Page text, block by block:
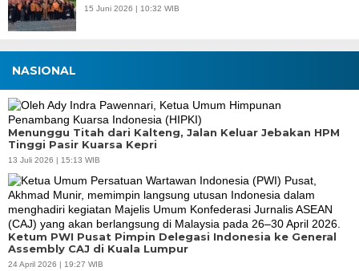
15 Juni 2026 | 10:32 WIB
NASIONAL
Menunggu Titah dari Kalteng, Jalan Keluar Jebakan HPM
Tinggi Pasir Kuarsa Kepri
13 Juli 2026 | 15:13 WIB
Ketum PWI Pusat Pimpin Delegasi Indonesia ke General
Assembly CAJ di Kuala Lumpur
24 April 2026 | 19:27 WIB